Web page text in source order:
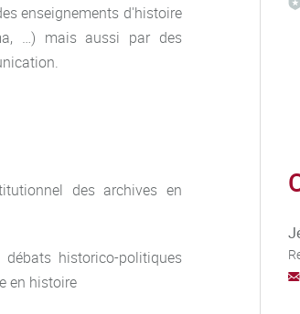
enseignements d'histoire
…) mais aussi par des
des archives en
historico-politiques
en histoire